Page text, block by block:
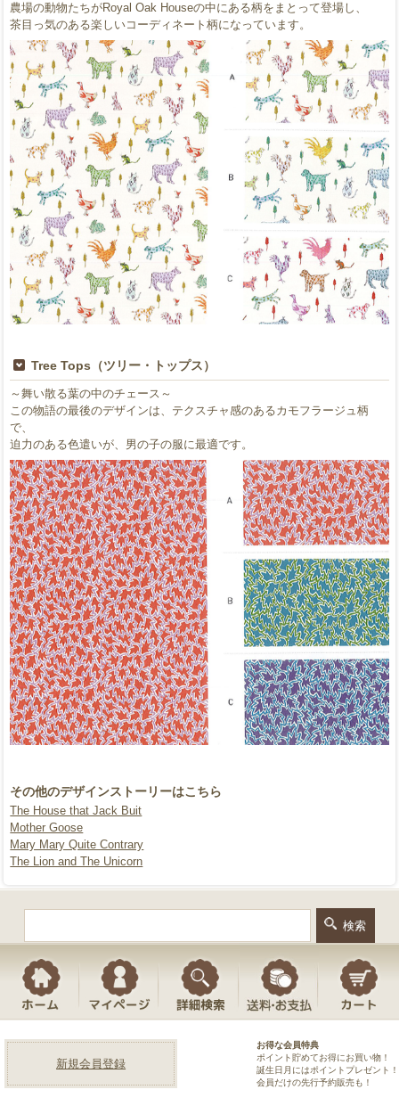
農場の動物たちがRoyal Oak Houseの中にある柄をまとって登場し、
茶目っ気のある楽しいコーディネート柄になっています。
Tree Tops（ツリー・トップス）
～舞い散る葉の中のチェース～
この物語の最後のデザインは、テクスチャ感のあるカモフラージュ柄
で、
迫力のある色遣いが、男の子の服に最適です。
その他のデザインストーリーはこちら
The House that Jack Buit
Mother Goose
Mary Mary Quite Contrary
The Lion and The Unicorn
新規会員登録
お得な会員特典
ポイント貯めてお得にお買い物！
誕生日月にはポイントプレゼント！
会員だけの先行予約販売も！